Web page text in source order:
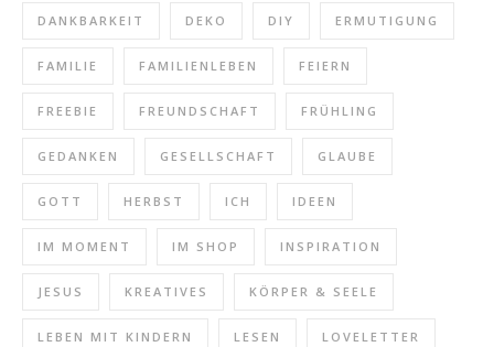
DANKBARKEIT DEKO DIY ERMUTIGUNG
FAMILIE FAMILIENLEBEN FEIERN
FREEBIE FREUNDSCHAFT FRÜHLING
GEDANKEN GESELLSCHAFT GLAUBE
GOTT HERBST ICH IDEEN
IM MOMENT IM SHOP INSPIRATION
JESUS KREATIVES KÖRPER & SEELE
LEBEN MIT KINDERN LESEN LOVELETTER